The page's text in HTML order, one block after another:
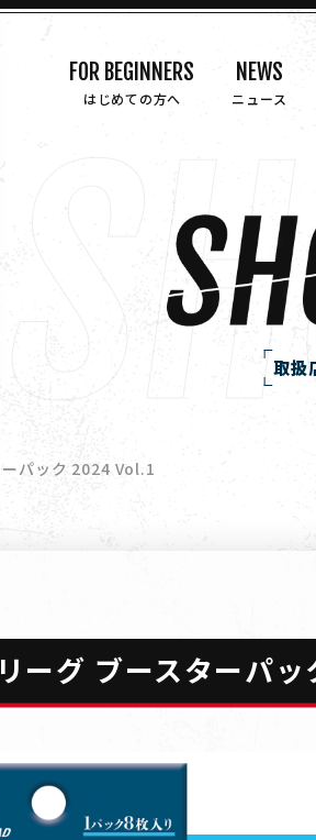
FOR BEGINNERS
はじめての方へ
NEWS
ニュース
取扱
パック 2024 Vol.1
ーグ ブースターパ